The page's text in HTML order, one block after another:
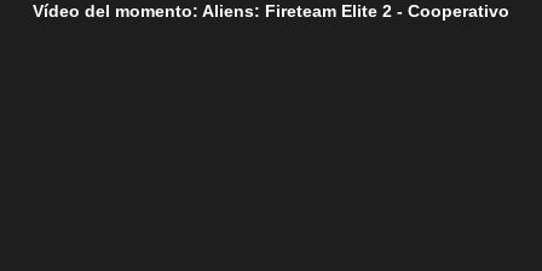
Vídeo del momento: Aliens: Fireteam Elite 2 - Cooperativo